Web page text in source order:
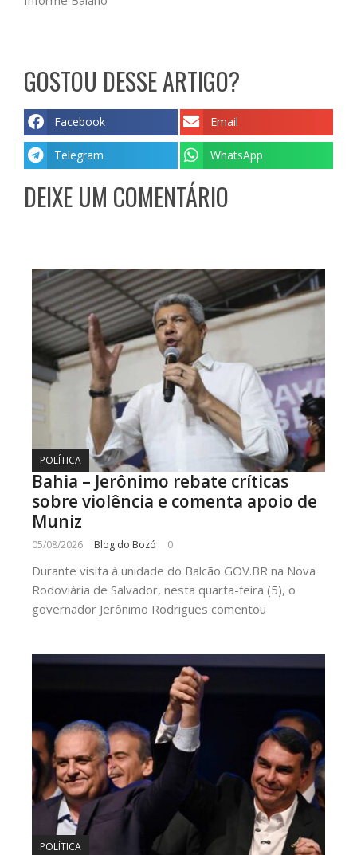
GOSTOU DESSE ARTIGO?
Facebook Email
Telegram WhatsApp
DEIXE UM COMENTÁRIO
POLÍTICA
Bahia – Jerônimo rebate críticas
sobre violência e comenta apoio de
Muniz
05/08/2026 Blog do Bozó 0
Durante visita à unidade do Balcão GOV.BR na Nova
Rodoviária de Salvador, nesta quarta-feira (5), o
governador Jerônimo Rodrigues comentou
POLÍTICA